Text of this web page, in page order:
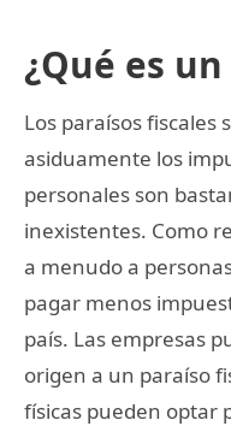
¿Qué es
Los paraísos fiscales
asiduamente los
personales son
inexistentes. Como
a menudo a
pagar menos
país. Las empresas
origen a un paraíso
físicas pueden optar